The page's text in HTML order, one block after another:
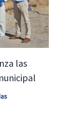
las